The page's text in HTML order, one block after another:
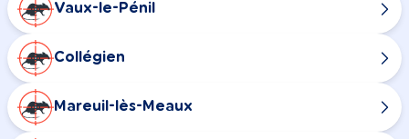
Vaux-le-Pénil
Collégien
Mareuil-lès-Meaux